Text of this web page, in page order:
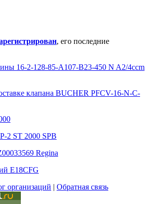
, его последние
16-2-128-85-A107-B23-450 N A2/4ccm
клапана BUCHER PFCV-16-N-C-
2 ST 2000 SPB
Regina
E18CFG
организаций | Обратная связь